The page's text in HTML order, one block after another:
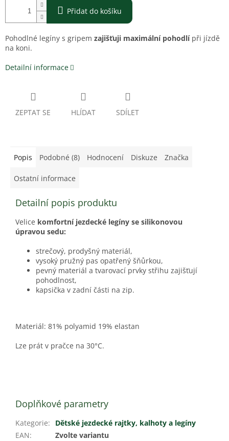
Přidat do košíku
Pohodlné legíny s gripem zajišťuji maximální pohodlí při jízdě
na koni.
Detailní informace
ZEPTAT SE HLÍDAT SDÍLET
Popis Podobné (8) Hodnocení Diskuze Značka
Ostatní informace
Detailní popis produktu
Velice komfortní jezdecké legíny se silikonovou
úpravou sedu:
strečový, prodyšný materiál,
vysoký pružný pas opatřený šňůrkou,
pevný materiál a tvarovací prvky střihu zajišťují
pohodlnost,
kapsička v zadní části na zip.
Materiál: 81% polyamid 19% elastan
Lze prát v pračce na 30°C.
Doplňkové parametry
Kategorie:
Dětské jezdecké rajtky, kalhoty a legíny
EAN: Zvolte variantu